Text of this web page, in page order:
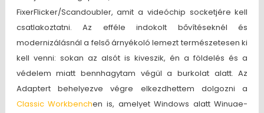
FixerFlicker/Scandoubler, amit a videóchip socketjére kell
csatlakoztatni. Az efféle indokolt bővítéseknél és
modernizálásnál a felső árnyékoló lemezt természetesen ki
kell venni: sokan az alsót is kiveszik, én a földelés és a
védelem miatt bennhagytam végül a burkolat alatt. Az
Adaptert behelyezve végre elkezdhettem dolgozni a
Classic Workbenchen is, amelyet Windows alatt Winuae-